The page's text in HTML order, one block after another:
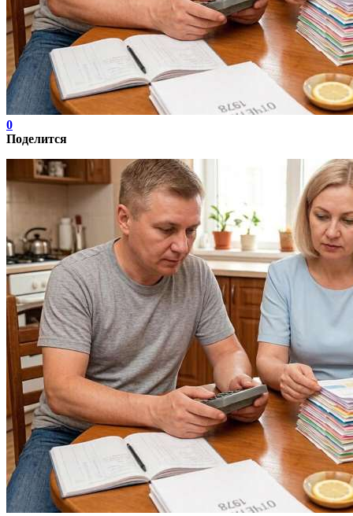
0
Поделится